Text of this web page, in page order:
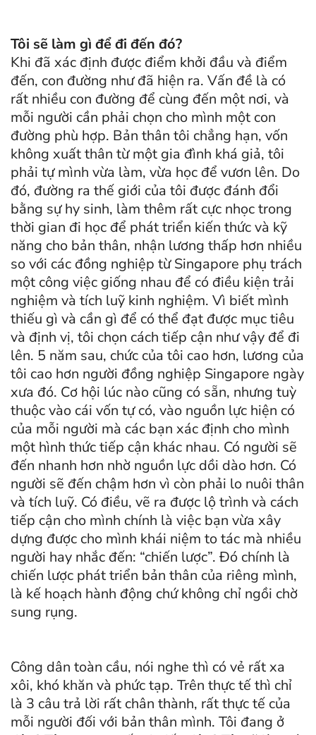
Tôi sẽ làm gì để đi đến đó?
Khi đã xác định được điểm khởi đầu và điểm
đến, con đường như đã hiện ra. Vấn đề là có
rất nhiều con đường để cùng đến một nơi, và
mỗi người cần phải chọn cho mình một con
đường phù hợp. Bản thân tôi chẳng hạn, vốn
không xuất thân từ một gia đình khá giả, tôi
phải tự mình vừa làm, vừa học để vươn lên. Do
đó, đường ra thế giới của tôi được đánh đổi
bằng sự hy sinh, làm thêm rất cực nhọc trong
thời gian đi học để phát triển kiến thức và kỹ
năng cho bản thân, nhận lương thấp hơn nhiều
so với các đồng nghiệp từ Singapore phụ trách
một công việc giống nhau để có điều kiện trải
nghiệm và tích luỹ kinh nghiệm. Vì biết mình
thiếu gì và cần gì để có thể đạt được mục tiêu
và định vị, tôi chọn cách tiếp cận như vậy để đi
lên. 5 năm sau, chức của tôi cao hơn, lương của
tôi cao hơn người đồng nghiệp Singapore ngày
xưa đó. Cơ hội lúc nào cũng có sẵn, nhưng tuỳ
thuộc vào cái vốn tự có, vào nguồn lực hiện có
của mỗi người mà các bạn xác định cho mình
một hình thức tiếp cận khác nhau. Có người sẽ
đến nhanh hơn nhờ nguồn lực dồi dào hơn. Có
người sẽ đến chậm hơn vì còn phải lo nuôi thân
và tích luỹ. Có điều, vẽ ra được lộ trình và cách
tiếp cận cho mình chính là việc bạn vừa xây
dựng được cho mình khái niệm to tác mà nhiều
người hay nhắc đến: “chiến lược”. Đó chính là
chiến lược phát triển bản thân của riêng mình,
là kế hoạch hành động chứ không chỉ ngồi chờ
sung rụng.
Công dân toàn cầu, nói nghe thì có vẻ rất xa
xôi, khó khăn và phức tạp. Trên thực tế thì chỉ
là 3 câu trả lời rất chân thành, rất thực tế của
mỗi người đối với bản thân mình. Tôi đang ở